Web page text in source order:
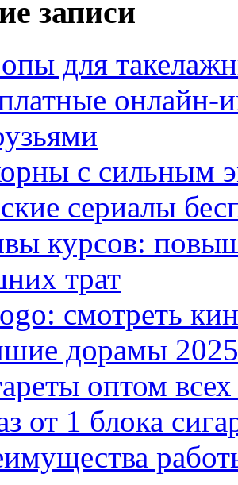
записи
для
с сильным
сериалы
курсов:
трат
смотреть
дорамы
оптом
от 1 блока